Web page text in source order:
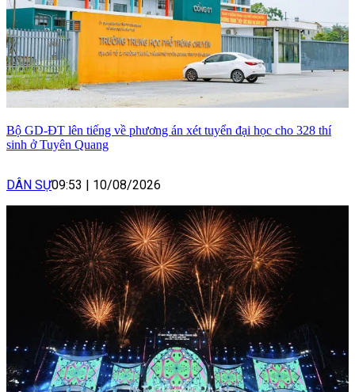
Bộ GD-ĐT lên tiếng về phương án xét tuyển đại học cho 328 thí
sinh ở Tuyên Quang
DÂN SỰ09:53 10/08/2026